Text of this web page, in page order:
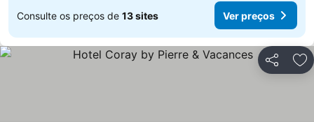
Consulte os preços de 13 sites Ver preços
Partilhar